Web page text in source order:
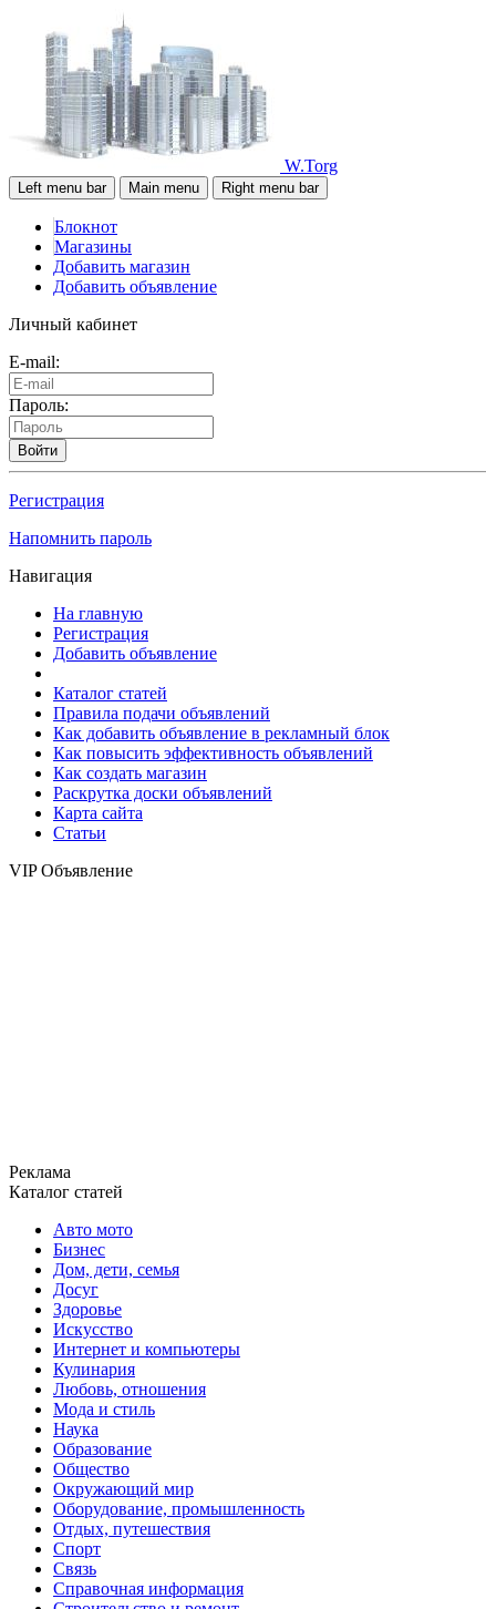
W.Torg
Left menu bar Main menu Right menu bar
Блокнот
Магазины
Добавить магазин
Добавить объявление
Личный кабинет
E-mail:
Пароль:
Войти
Регистрация
Напомнить пароль
Навигация
На главную
Регистрация
Добавить объявление
Каталог статей
Правила подачи объявлений
Как добавить объявление в рекламный блок
Как повысить эффективность объявлений
Как создать магазин
Раскрутка доски объявлений
Карта сайта
Статьи
VIP Объявление
Реклама
Каталог статей
Авто мото
Бизнес
Дом, дети, семья
Досуг
Здоровье
Искусство
Интернет и компьютеры
Кулинария
Любовь, отношения
Мода и стиль
Наука
Образование
Общество
Окружающий мир
Оборудование, промышленность
Отдых, путешествия
Спорт
Связь
Справочная информация